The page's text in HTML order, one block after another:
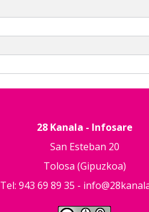
28 Kanala - Infosare
San Esteban 20
Tolosa (Gipuzkoa)
Tel: 943 69 89 35 -